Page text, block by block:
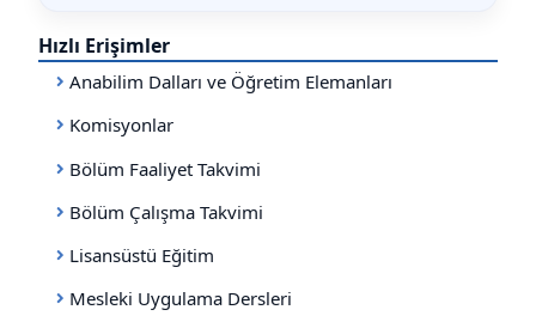
Hızlı Erişimler
Anabilim Dalları ve Öğretim Elemanları
Komisyonlar
Bölüm Faaliyet Takvimi
Bölüm Çalışma Takvimi
Lisansüstü Eğitim
Mesleki Uygulama Dersleri